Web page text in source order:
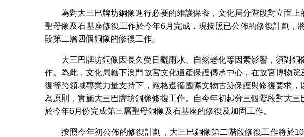
為對大三巴牌坊銅像進行必要的維護保養，文化局分階段對立面
聖母像及石基座修復工作於今年6月完成，現按照已公佈的修復計劃，
段第二層四個銅像的修復工作。
大三巴牌坊銅像因長久受日曬雨水、自然老化等因素影響，須對
作。為此，文化局轄下澳門故宮文化遺產保護傳承中心，在故宮博物
復等跨領域專業力量支持下，嚴格遵循國際文物古跡保護與修復要求
為原則，實施大三巴牌坊銅像修復工作。自今年初起分三個階段對大
於今年6月份完成第三層聖母銅像及石基座的修復及加固工作。
按照今年初公佈的修復計劃，大三巴銅像第二階段修復工作將於